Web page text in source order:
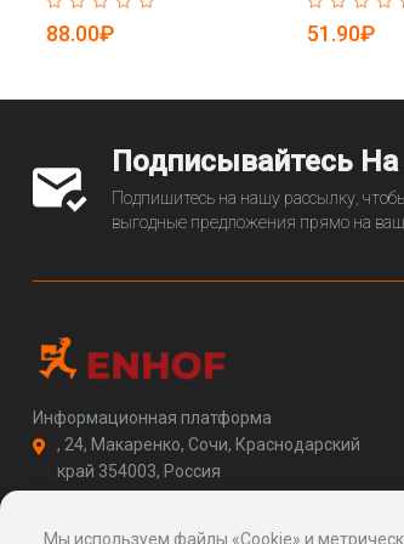
88.00₽ 51.90₽
Подписывайтесь
Подпишитесь на нашу рассылку,
выгодные предложения прямо на
Информационная платформа
, 24, Макаренко, Сочи, Краснодарский
край 354003, Россия
http://enhof.com
Мы используем файлы «Cookie» и